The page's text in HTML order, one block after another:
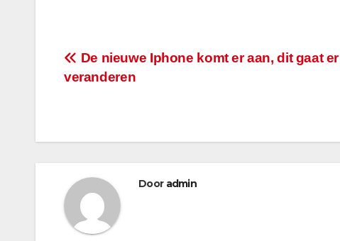
Bericht
De nieuwe Iphone komt er aan, dit gaat er
veranderen
Door admin